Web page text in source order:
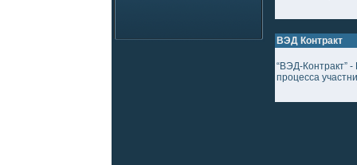
ВЭД Контракт
“ВЭД-Контракт”
процесса